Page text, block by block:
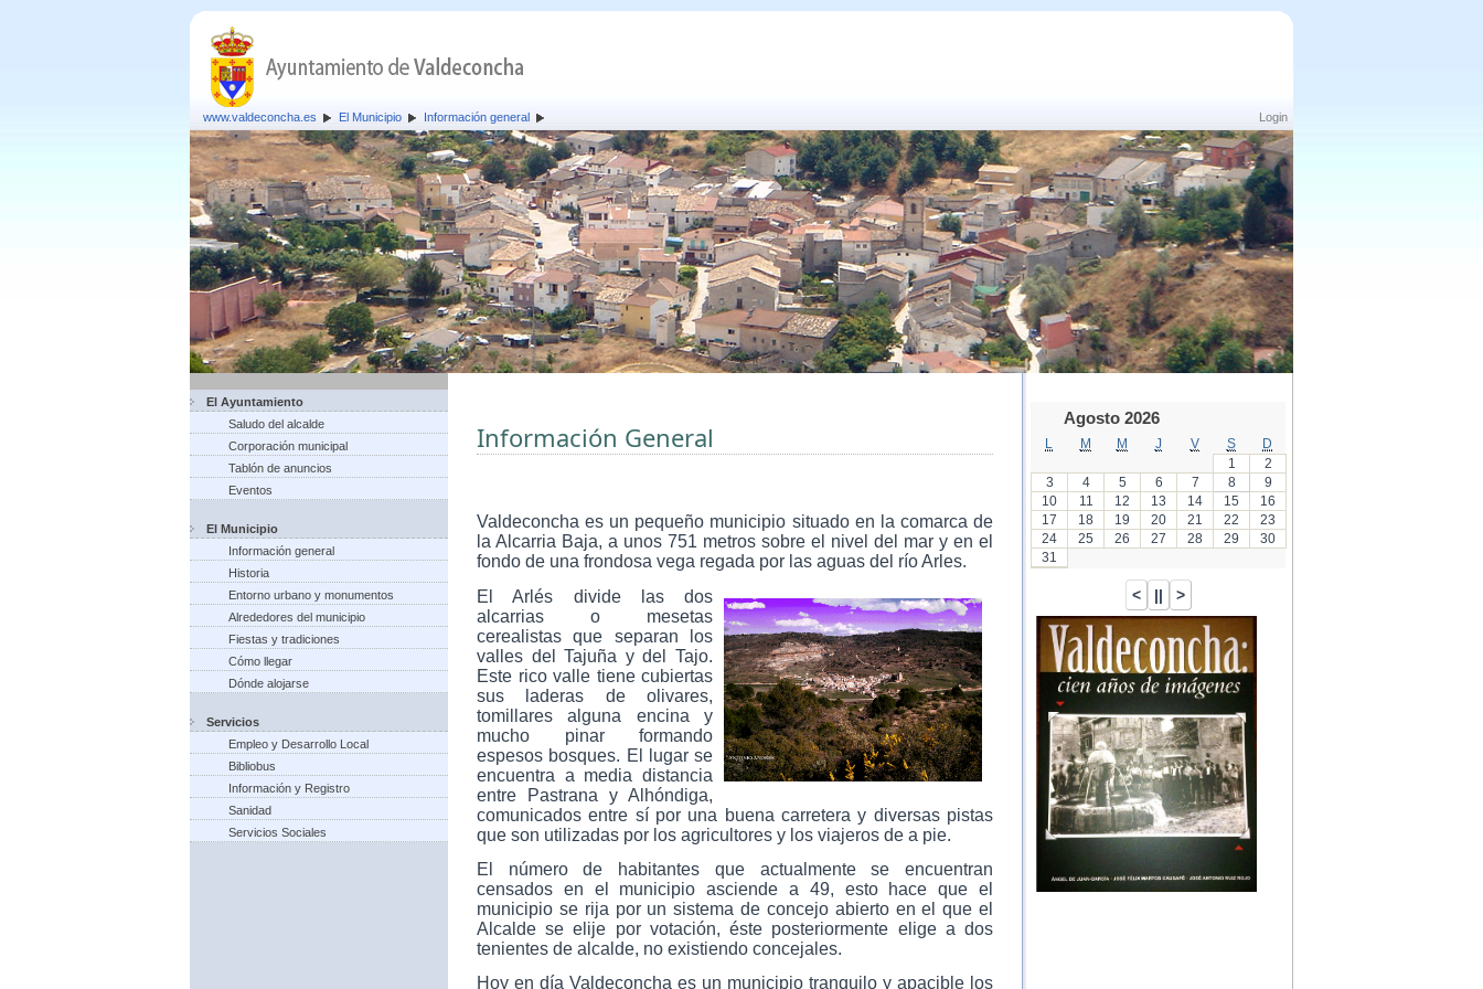
Login
www.valdeconcha.es El Municipio Información general
El Ayuntamiento
Saludo del alcalde
Corporación municipal
Tablón de anuncios
Eventos
El Municipio
Información general
Historia
Entorno urbano y monumentos
Alrededores del municipio
Fiestas y tradiciones
Cómo llegar
Dónde alojarse
Servicios
Empleo y Desarrollo Local
Bibliobus
Información y Registro
Sanidad
Servicios Sociales
Información General
Valdeconcha es un pequeño municipio situado en la comarca de
la Alcarria Baja, a unos 751 metros sobre el nivel del mar y en el
fondo de una frondosa vega regada por las aguas del río Arles.
El Arlés divide las dos
alcarrias o mesetas
cerealistas que separan los
valles del Tajuña y del Tajo.
Este rico valle tiene cubiertas
sus laderas de olivares,
tomillares alguna encina y
mucho pinar formando
espesos bosques. El lugar se
encuentra a media distancia
entre Pastrana y Alhóndiga,
comunicados entre sí por una buena carretera y diversas pistas
que son utilizadas por los agricultores y los viajeros de a pie.
El número de habitantes que actualmente se encuentran
censados en el municipio asciende a 49, esto hace que el
municipio se rija por un sistema de concejo abierto en el que el
Alcalde se elije por votación, éste posteriormente elige a dos
tenientes de alcalde, no existiendo concejales.
Hoy en día Valdeconcha es un municipio tranquilo y apacible los
Agosto 2026
M M J V S
D
1
2
3
4 5 6 7 8
9
10
11 12 13 14 15
16
17
18 19 20 21 22
23
24
25 26 27 28 29
30
31